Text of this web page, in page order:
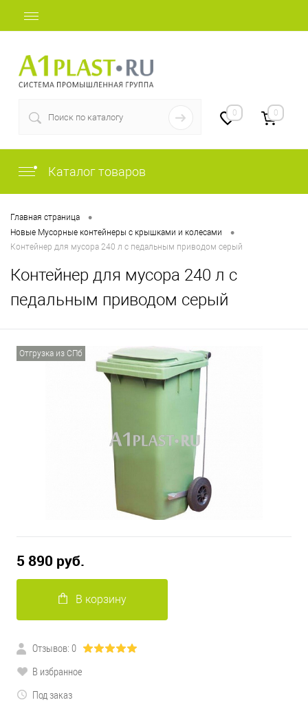
0 0
Каталог товаров
Главная страница •
Новые Мусорные контейнеры с крышками и колесами •
Контейнер для мусора 240 л с педальным приводом серый
Контейнер для мусора 240 л с
педальным приводом серый
Отгрузка из СПб
5 890 руб.
В корзину
Отзывов: 0
В избранное
Под заказ